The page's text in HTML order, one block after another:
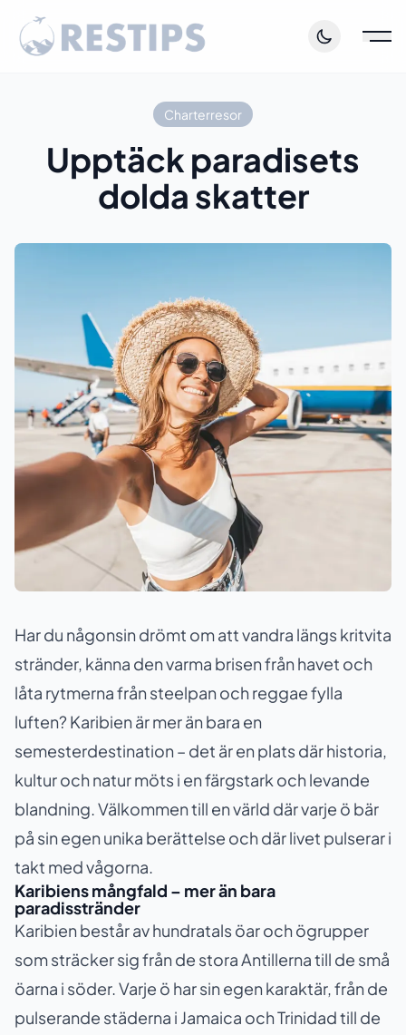
Charterresor
Upptäck paradisets
dolda skatter
Har du någonsin drömt om att vandra längs kritvita
stränder, känna den varma brisen från havet och
låta rytmerna från steelpan och reggae fylla
luften? Karibien är mer än bara en
semesterdestination – det är en plats där historia,
kultur och natur möts i en färgstark och levande
blandning. Välkommen till en värld där varje ö bär
på sin egen unika berättelse och där livet pulserar i
takt med vågorna.
Karibiens mångfald – mer än bara
paradisstränder
Karibien består av hundratals öar och ögrupper
som sträcker sig från de stora Antillerna till de små
öarna i söder. Varje ö har sin egen karaktär, från de
pulserande städerna i Jamaica och Trinidad till de